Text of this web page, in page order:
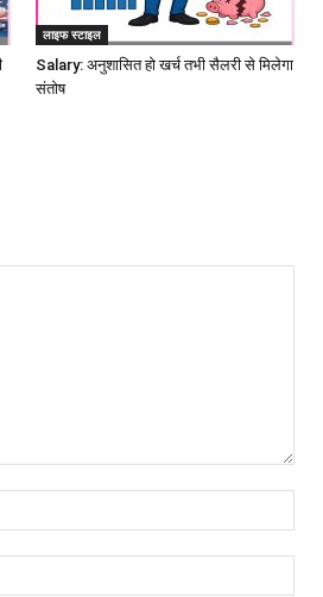
लाइफ स्टाइल
Salary: अनुशासित हो खर्च तभी सैलरी से मिलेगा
संतोष